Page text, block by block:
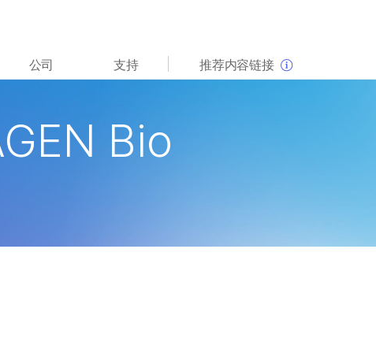
公司 支持 推荐内容链接
Bio
查看更多相关内容。选择您感兴趣的领域:
农业基因组学
复杂疾病